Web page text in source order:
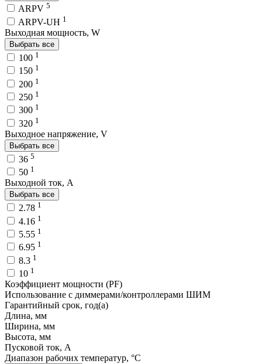
ARPV 5
ARPV-UH 1
Выходная мощность, W
Выбрать все
100 1
150 1
200 1
250 1
300 1
320 1
Выходное напряжение, V
Выбрать все
36 5
50 1
Выходной ток, A
Выбрать все
2.78 1
4.16 1
5.55 1
6.95 1
8.3 1
10 1
Коэффициент мощности (PF)
Использование с диммерами/контроллерами ШИМ
Гарантийный срок, год(а)
Длина, мм
Ширина, мм
Высота, мм
Пусковой ток, A
Диапазон рабочих температур, °C